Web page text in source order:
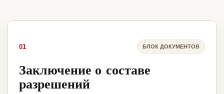
01 БЛОК ДОКУМЕНТОВ
Заключение о составе
разрешений